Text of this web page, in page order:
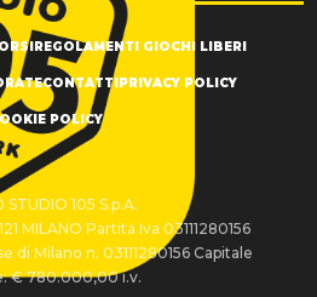
REGOLAMENTI GIOCHI LIBERI
CONTATTIPRIVACY POLICY
POLICY
STUDIO 105 S.p.A.
MILANO Partita Iva 03111280156
di Milano n. 03111280156 Capitale
€ 780.000,00 i.v.